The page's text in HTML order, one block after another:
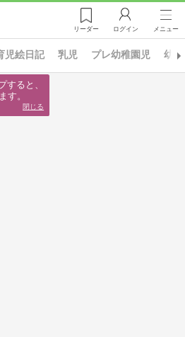
リーダー ログイン メニュー
児絵日記 乳児 プレ幼稚園児 幼
すると、
す。
閉じる